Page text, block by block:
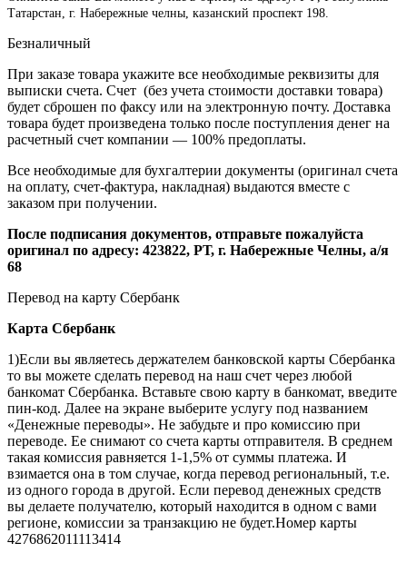
Татарстан, г. Набережные челны, казанский проспект 198.
Безналичный
При заказе товара укажите все необходимые реквизиты для
выписки счета. Счет (без учета стоимости доставки товара)
будет сброшен по факсу или на электронную почту. Доставка
товара будет произведена только после поступления денег на
расчетный счет компании — 100% предоплаты.
Все необходимые для бухгалтерии документы (оригинал счета
на оплату, счет-фактура, накладная) выдаются вместе с
заказом при получении.
После подписания документов, отправьте пожалуйста
оригинал по адресу: 423822, РТ, г. Набережные Челны, а/я
68
Перевод на карту Сбербанк
Карта Сбербанк
1)Если вы являетесь держателем банковской карты Сбербанка
то вы можете сделать перевод на наш счет через любой
банкомат Сбербанка. Вставьте свою карту в банкомат, введите
пин-код. Далее на экране выберите услугу под названием
«Денежные переводы». Не забудьте и про комиссию при
переводе. Ее снимают со счета карты отправителя. В среднем
такая комиссия равняется 1-1,5% от суммы платежа. И
взимается она в том случае, когда перевод региональный, т.е.
из одного города в другой. Если перевод денежных средств
вы делаете получателю, который находится в одном с вами
регионе, комиссии за транзакцию не будет.Номер карты
4276862011113414